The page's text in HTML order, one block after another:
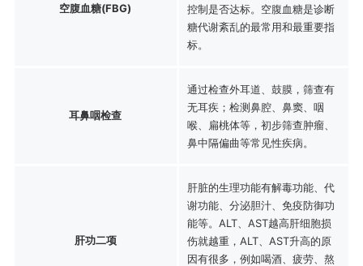
空腹血糖(FBG)
控制是否达标。空腹血糖是诊断
糖代谢紊乱的最常用和最重要指
标。
耳鼻咽检查
通过检查外耳道、鼓膜，筛查有
无耳疾；检测鼻腔、鼻窦、咽
喉、扁桃体等，初步筛查肿瘤、
鼻中隔偏曲等常见性疾病。
肝功二项
肝脏的生理功能有解毒功能、代
谢功能、分泌胆汁、免疫防御功
能等。ALT、AST越高肝细胞损
伤就越重，ALT、AST升高的原
因有很多，例如喝酒、疲劳、熬